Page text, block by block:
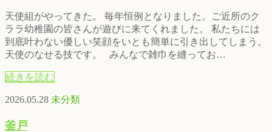
天使組がやってきた。 毎年恒例となりました。ご近所のク
ララ幼稚園の皆さんが遊びに来てくれました。 私たちには
到底叶わない優しい笑顔をいとも簡単に引き出してしまう。
天使のなせる技です。 みんなで雑巾を縫ってお…
続きを読む
2026.05.28 未分類
釜戸